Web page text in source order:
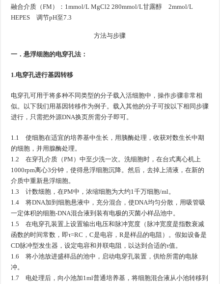
融合介质（FM）：1mmol/L MgCl2 280mmol/L甘露醇 2mmol/L
HEPES 调节pH至7.3
方法 与 步骤
一．悬浮细胞的电穿孔法：
1.电穿孔进行基因转移
电穿孔可用于将多种不同类型的分子载入活细胞中，操作步骤非常相
似。以下我们用基因转移作为例子。载入其他的分子可按以下相同步骤
进行，只需把外源DNA换页所需分子即可。
1.1 使细胞在适宜的培养基中生长，用胰酶处理，收获对数生长中期
的细胞，并用腺酶处理。
1.2 在穿孔介质（PM）中至少洗一次。洗细胞时，在台式离心机上
1000rpm离心3分钟，使得悬浮细胞沉降。然后，去掉上清液，在新的
介质中重新悬浮细胞。
1.3 计数细胞，在PM中，浓缩细胞为大约1千万细胞/ml。
1.4 将DNA加到细胞悬液中，充分混合，使DNA均匀分散，用吸管吸
一定体积的细胞-DNA混合液到装有电极的灭菌小样品池中。
1.5 在电穿孔装置上设置输出电压和脉冲宽度（脉冲宽度是指数衰减
函数的时间常数，即τ=RC，C是电容，R是样品的电阻）。假如设备是
CD脉冲型发生器，设定电容和并联电阻，以达到合适的τ值。
1.6 将小池放进盛样品的池中，启动电穿孔装置，供给所需的电脉
冲。
1.7 电处理后，向小池加1ml普通培养基，将细胞混合液从小池转移到